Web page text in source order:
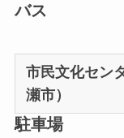
バス
市民文化セン
瀬市）
駐車場